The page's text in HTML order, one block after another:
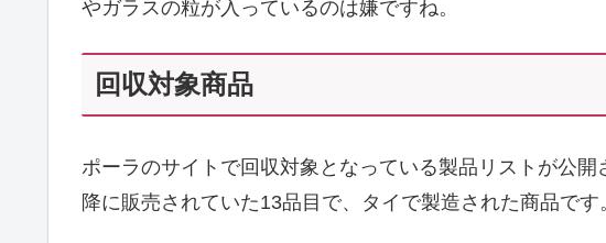
やガラスの粒が入っているのは嫌ですね。
回収対象商品
ポーラのサイトで回収対象となっている製品リストが公
降に販売されていた13品目で、タイで製造された商品です